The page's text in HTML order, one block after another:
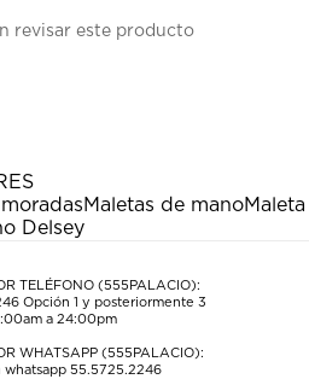
para
estrellas.
Esta
acción
abrirá
formulario
de
para
Esta
acción
abrirá
formulario
de
envío.
revisar este producto
Maletas de mano
Delsey
TELÉFONO (555PALACIO):
Opción 1 y posteriormente 3
a 24:00pm
WHATSAPP (555PALACIO):
whatsapp 55.5725.2246